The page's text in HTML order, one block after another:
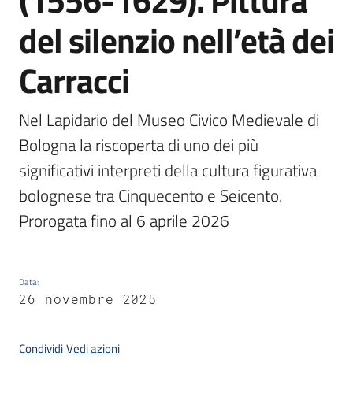
Servizi
Leggi
Atti
Bandi
Piani
Programmi
Progetti
Giuseppe
Guglielmi
del silenzio nell’età dei
Carracci
Nel Lapidario del Museo Civico Medievale di
Bologna la riscoperta di uno dei più
significativi interpreti della cultura figurativa
bolognese tra Cinquecento e Seicento.
Prorogata fino al 6 aprile 2026
Data:
26 novembre 2025
CondividiVedi azioni